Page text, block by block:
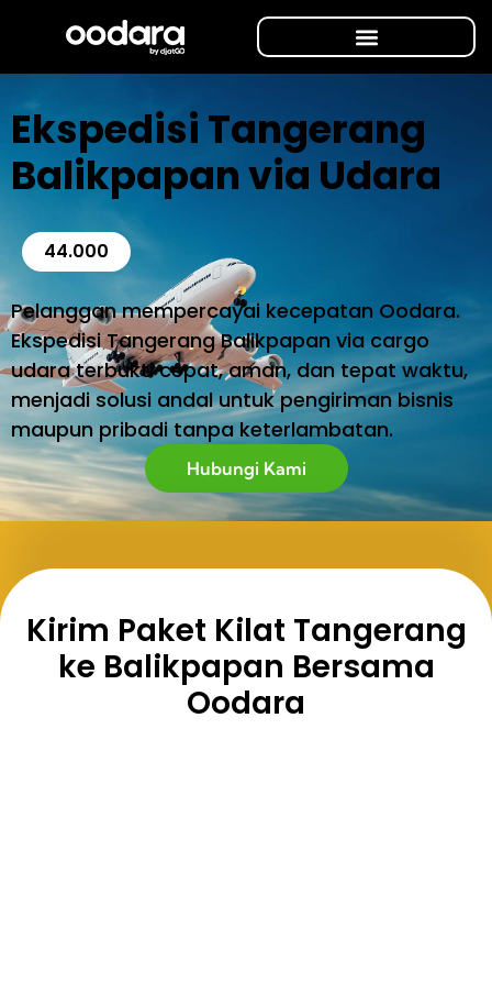
Ekspedisi Tangerang
Balikpapan via Udara
44.000
Pelanggan mempercayai kecepatan Oodara.
Ekspedisi Tangerang Balikpapan via cargo
udara terbukti cepat, aman, dan tepat waktu,
menjadi solusi andal untuk pengiriman bisnis
maupun pribadi tanpa keterlambatan.
Hubungi Kami
Kirim Paket Kilat Tangerang
ke Balikpapan Bersama
Oodara